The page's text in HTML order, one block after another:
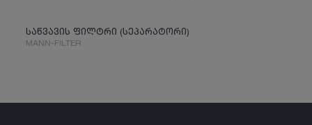
საწვავის ფილტრი (სეპარატორი)
MANN-FILTER